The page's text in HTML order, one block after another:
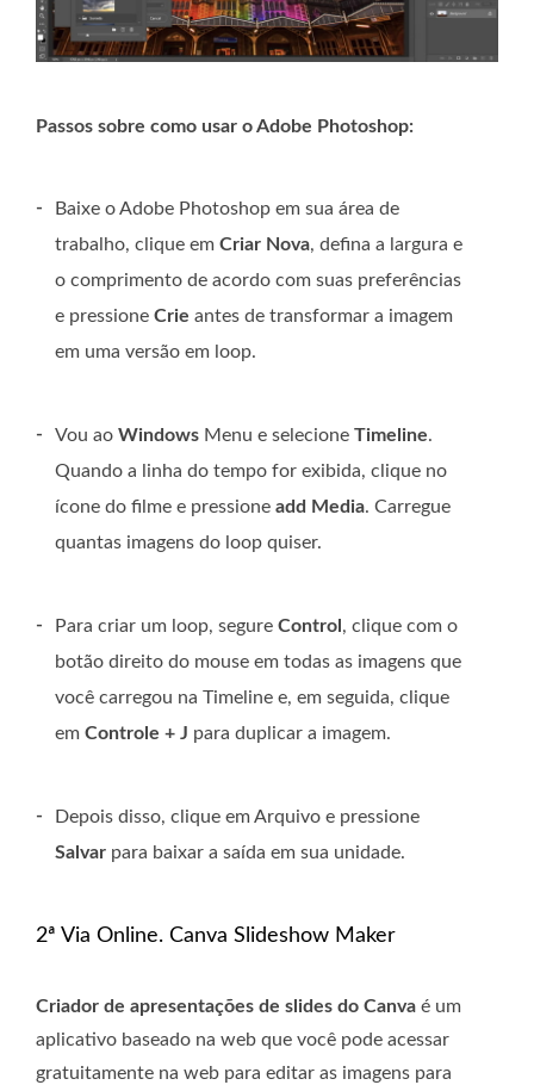
Passos sobre como usar o Adobe Photoshop:
-
Baixe o Adobe Photoshop em sua área de
trabalho, clique em Criar Nova, defina a largura e
o comprimento de acordo com suas preferências
e pressione Crie antes de transformar a imagem
em uma versão em loop.
- Vou ao Windows Menu e selecione Timeline.
Quando a linha do tempo for exibida, clique no
ícone do filme e pressione add Media. Carregue
quantas imagens do loop quiser.
- Para criar um loop, segure Control , clique com o
botão direito do mouse em todas as imagens que
você carregou na Timeline e, em seguida, clique
em Controle + J para duplicar a imagem.
-
Depois disso, clique em Arquivo e pressione
Salvar para baixar a saída em sua unidade.
2ª Via Online. Canva Slideshow Maker
Criador de apresentações de slides do Canva é um
aplicativo baseado na web que você pode acessar
gratuitamente na web para editar as imagens para